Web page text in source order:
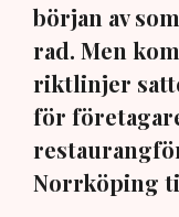
början av
rad. Men
riktlinjer
för
Norrköping